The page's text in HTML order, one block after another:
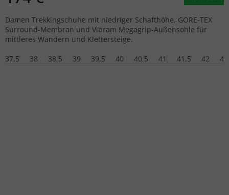
Damen Trekkingschuhe mit niedriger Schafthöhe, GORE-TEX
Surround-Membran und Vibram Megagrip-Außensohle für
mittleres Wandern und Klettersteige.
37,5
38 38,5 39 39,5 40 40,5 41 41,5 42